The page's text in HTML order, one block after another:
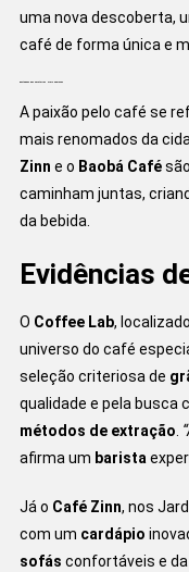
uma nova descoberta,
café de forma única e
A paixão pelo café se
mais renomados da
Zinn e o Baobá Café
caminham juntas,
da bebida.
Evidências
O Coffee Lab,
universo do café
seleção criteriosa de
qualidade e pela busca
métodos de extração
afirma um barista
Já o Café Zinn, nos
com um cardápio
sofás confortáveis e